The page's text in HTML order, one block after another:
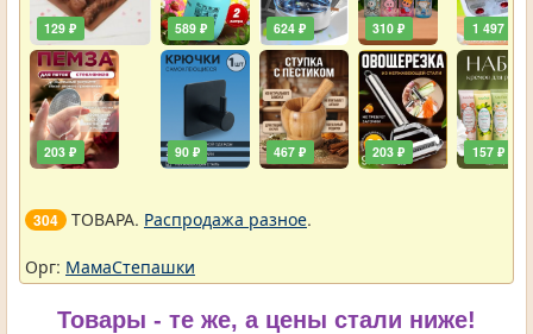
129 ₽
203 ₽
589 ₽
90 ₽
624 ₽
467 ₽
310 ₽
203 ₽
1 497 ₽
157 ₽
304 ТОВАРА. Распродажа разное.
Орг: МамаСтепашки
Товары - те же, а цены стали ниже!